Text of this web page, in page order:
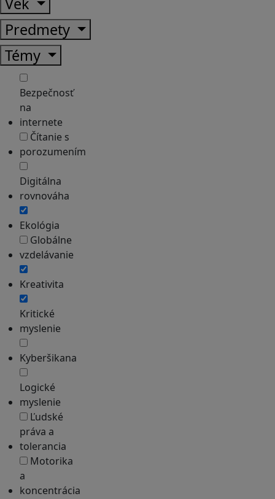
Predmety
Témy
Bezpečnosť
na
internete
Čítanie s
porozumením
Digitálna
rovnováha
Ekológia
Globálne
vzdelávanie
Kreativita
Kritické
myslenie
Kyberšikana
Logické
myslenie
Ľudské
práva a
tolerancia
Motorika
a
koncentrácia